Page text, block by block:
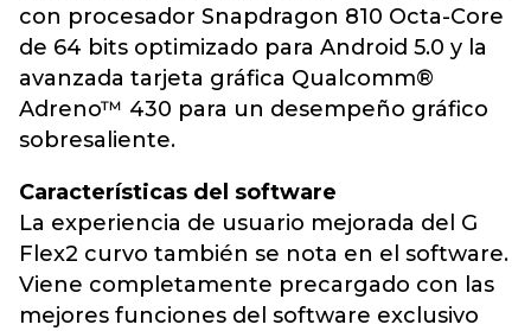
con procesador Snapdragon 810 Octa-Core
de 64 bits optimizado para Android 5.0 y la
avanzada tarjeta gráfica Qualcomm®
Adreno™ 430 para un desempeño gráfico
sobresaliente.
Características del software
La experiencia de usuario mejorada del G
Flex2 curvo también se nota en el software.
Viene completamente precargado con las
mejores funciones del software exclusivo